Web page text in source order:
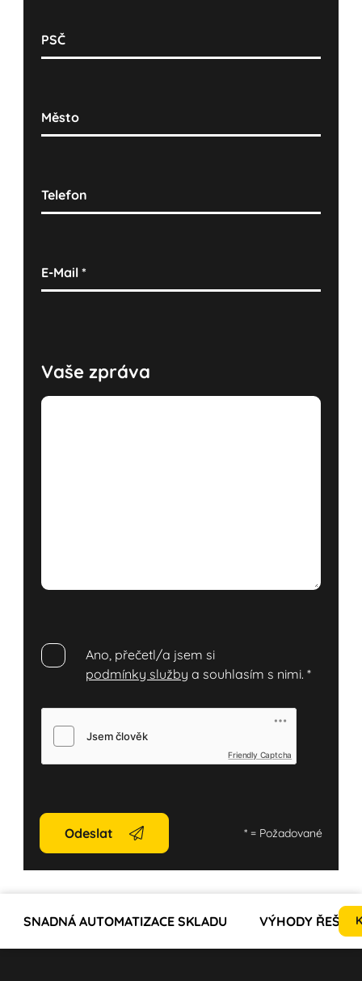
PSČ
Město
Telefon
E-Mail*
Vaše zpráva
Ano, přečetl/a jsem si
podmínky služby a souhlasím s nimi.*
Friendly Captcha
Odeslat *= Požadované
SNADNÁ AUTOMATIZACE SKLADU VÝHODY